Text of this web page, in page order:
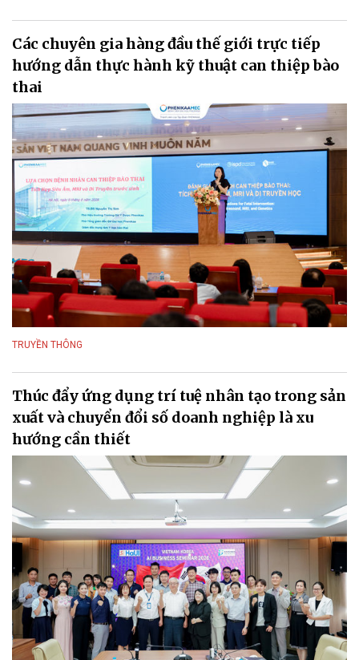
Các chuyên gia hàng đầu thế giới trực tiếp
hướng dẫn thực hành kỹ thuật can thiệp bào
thai
TRUYỀN THÔNG
Thúc đẩy ứng dụng trí tuệ nhân tạo trong sản
xuất và chuyển đổi số doanh nghiệp là xu
hướng cần thiết